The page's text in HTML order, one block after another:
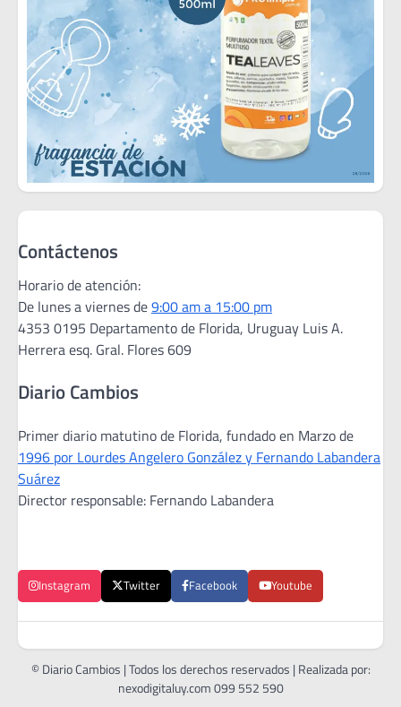
Contáctenos
Horario de atención:
De lunes a viernes de9:00 am a 15:00 pm
4353 0195 Departamento de Florida, Uruguay Luis A.
Herrera esq. Gral. Flores 609
Diario Cambios
Primer diario matutino de Florida, fundado en Marzo de
1996 por Lourdes Angelero González y Fernando Labandera
Suárez
Director responsable: Fernando Labandera
Instagram Twitter Facebook Youtube